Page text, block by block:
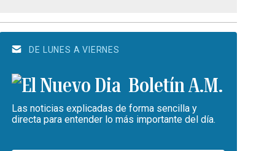
DE LUNES A VIERNES
Boletín A.M.
Las noticias explicadas de forma sencilla y
directa para entender lo más importante del día.